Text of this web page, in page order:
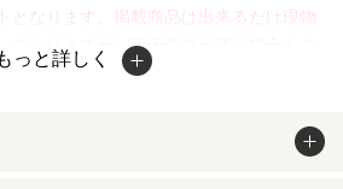
となります。掲載商品は出来るだけ現物
ておりますが、若干色味が違う場合もご
は、PCディスプレイの性質上、実際の
っと詳しく